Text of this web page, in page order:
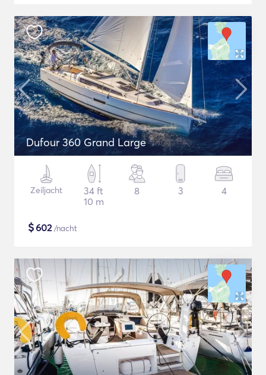
Dufour 360 Grand Large
Zeiljacht
34 ft
10 m
8 3 4
$602/nacht